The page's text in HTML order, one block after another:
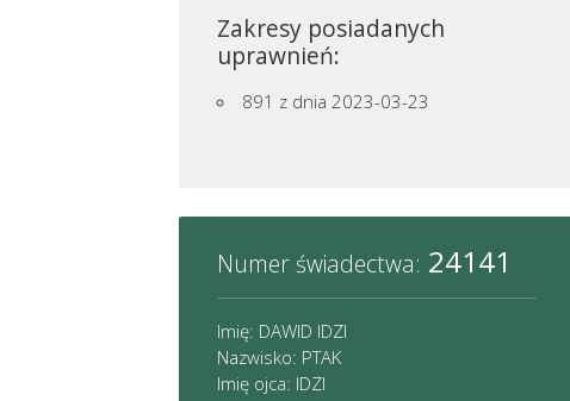
Zakresy posiadanych
uprawnień:
891 z dnia 2023-03-23
Numer świadectwa: 24141
Imię: DAWID IDZI
Nazwisko: PTAK
Imię ojca: IDZI